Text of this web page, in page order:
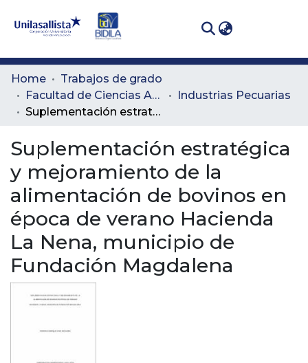
Communities
& Collections
All of DSpace
Statistics
Home
Trabajos de grado
Facultad de Ciencias Administrativas y Agropecuarias
Industrias Pecuarias
Suplementación estratégica y mejoramiento de la alimentación de bovinos en época de verano Hacienda La Nena, municipio de Fundación Magdalena
Suplementación estratégica
y mejoramiento de la
alimentación de bovinos en
época de verano Hacienda
La Nena, municipio de
Fundación Magdalena